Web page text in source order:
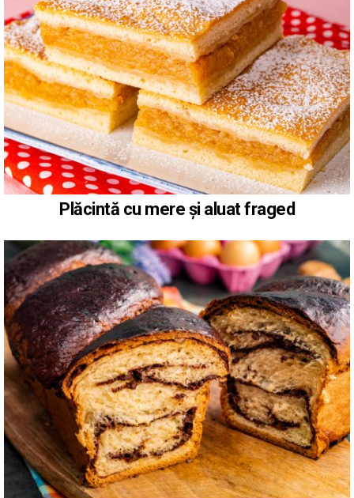
Plăcintă cu mere și aluat fraged